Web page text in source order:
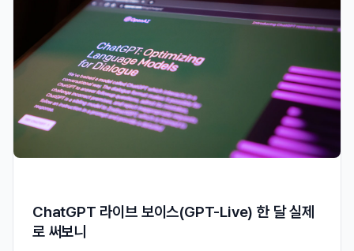
ChatGPT 라이브 보이스(GPT-Live) 한 달 실제
로 써보니